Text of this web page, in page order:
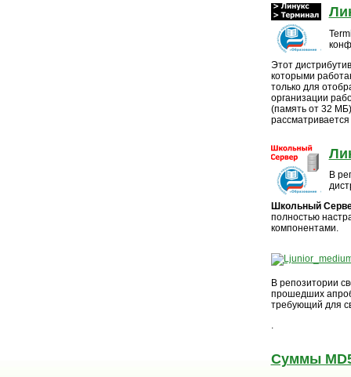
Этот
которыми
только для
организации
(память от 32
В
Школьный
полностью
компонентами.
В репозитории
прошедших
требующий для
.
Суммы